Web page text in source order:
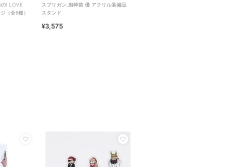
のI LOVE
（全6種）
スプリガン_御神苗 優 アクリル装備品
スタンド
¥3,575